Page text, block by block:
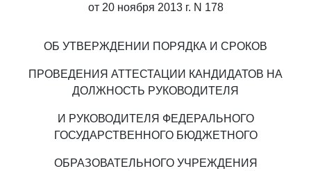
от 20 ноября 2013 г. N 178
ОБ УТВЕРЖДЕНИИ ПОРЯДКА И СРОКОВ
ПРОВЕДЕНИЯ АТТЕСТАЦИИ КАНДИДАТОВ НА
ДОЛЖНОСТЬ РУКОВОДИТЕЛЯ
И РУКОВОДИТЕЛЯ ФЕДЕРАЛЬНОГО
ГОСУДАРСТВЕННОГО БЮДЖЕТНОГО
ОБРАЗОВАТЕЛЬНОГО УЧРЕЖДЕНИЯ